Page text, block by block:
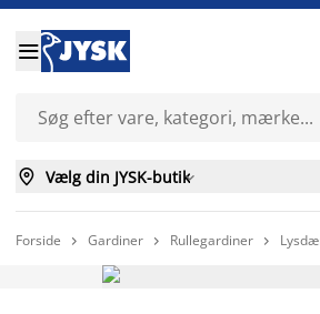

 Vælg din JYSK-butik
Forside  Gardiner  Rullegardiner 